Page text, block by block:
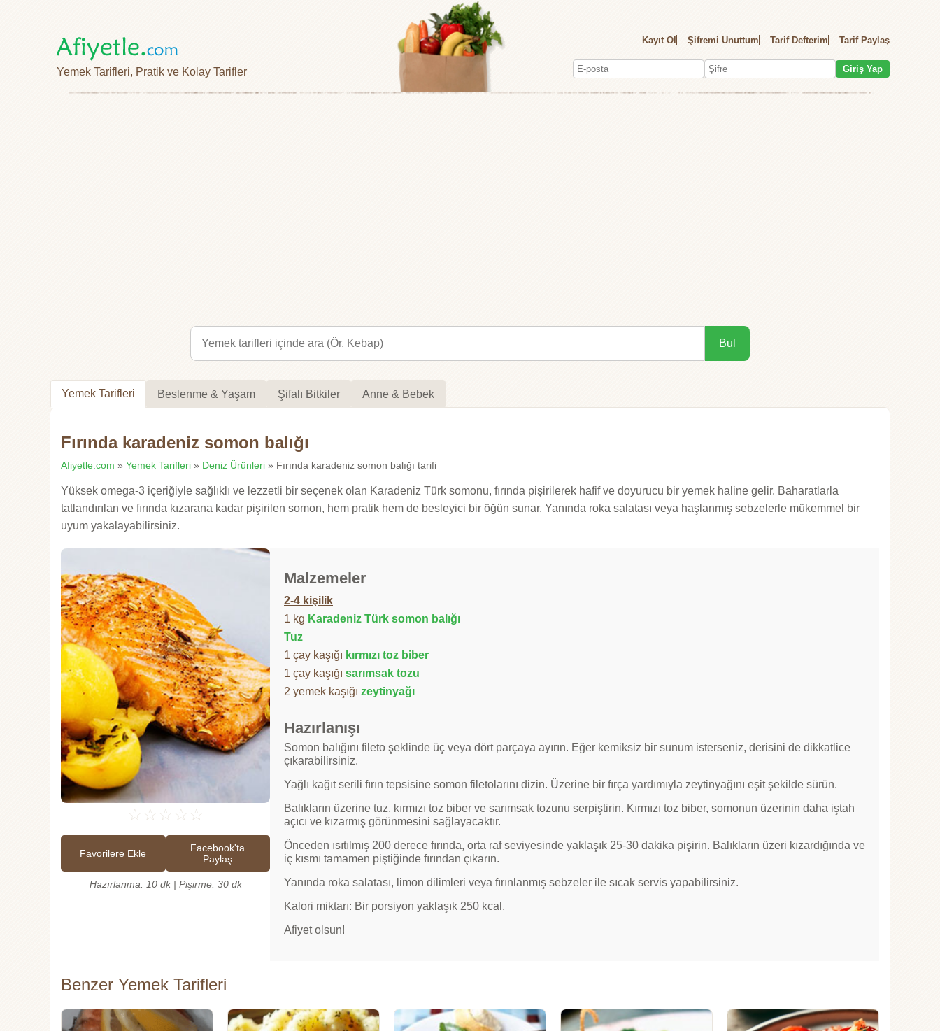
Yemek Tarifleri, Pratik ve Kolay Tarifler
Kayıt Ol Şifremi Unuttum Tarif Defterim Tarif Paylaş
Giriş Yap
Bul
Yemek Tarifleri Beslenme & Yaşam Şifalı Bitkiler Anne & Bebek
Fırında karadeniz somon balığı
Afiyetle.com » Yemek Tarifleri » Deniz Ürünleri » Fırında karadeniz somon balığı tarifi
Yüksek omega-3 içeriğiyle sağlıklı ve lezzetli bir seçenek olan Karadeniz Türk somonu, fırında pişirilerek hafif ve doyurucu bir yemek haline gelir. Baharatlarla
tatlandırılan ve fırında kızarana kadar pişirilen somon, hem pratik hem de besleyici bir öğün sunar. Yanında roka salatası veya haşlanmış sebzelerle mükemmel bir
uyum yakalayabilirsiniz.
☆ ☆ ☆ ☆ ☆
Favorilere Ekle
Facebook'ta
Paylaş
Hazırlanma: 10 dk | Pişirme: 30 dk
Malzemeler
2-4 kişilik
1 kg Karadeniz Türk somon balığı
Tuz
1 çay kaşığı kırmızı toz biber
1 çay kaşığı sarımsak tozu
2 yemek kaşığı zeytinyağı
Hazırlanışı
Somon balığını fileto şeklinde üç veya dört parçaya ayırın. Eğer kemiksiz bir sunum isterseniz, derisini de dikkatlice
çıkarabilirsiniz.
Yağlı kağıt serili fırın tepsisine somon filetolarını dizin. Üzerine bir fırça yardımıyla zeytinyağını eşit şekilde sürün.
Balıkların üzerine tuz, kırmızı toz biber ve sarımsak tozunu serpiştirin. Kırmızı toz biber, somonun üzerinin daha iştah
açıcı ve kızarmış görünmesini sağlayacaktır.
Önceden ısıtılmış 200 derece fırında, orta raf seviyesinde yaklaşık 25-30 dakika pişirin. Balıkların üzeri kızardığında ve
iç kısmı tamamen piştiğinde fırından çıkarın.
Yanında roka salatası, limon dilimleri veya fırınlanmış sebzeler ile sıcak servis yapabilirsiniz.
Kalori miktarı: Bir porsiyon yaklaşık 250 kcal.
Afiyet olsun!
Benzer Yemek Tarifleri